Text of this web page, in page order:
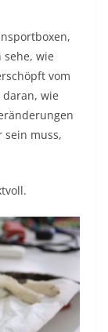
wie
vom
wie
sein muss,